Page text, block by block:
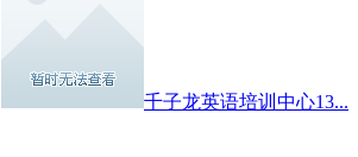
千子龙英语培训中心13...